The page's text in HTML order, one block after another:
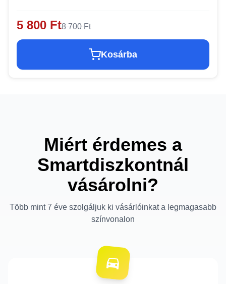
5 800 Ft8 700 Ft
Kosárba
Miért érdemes a
Smartdiszkontnál
vásárolni?
Több mint 7 éve szolgáljuk ki vásárlóinkat a legmagasabb
színvonalon